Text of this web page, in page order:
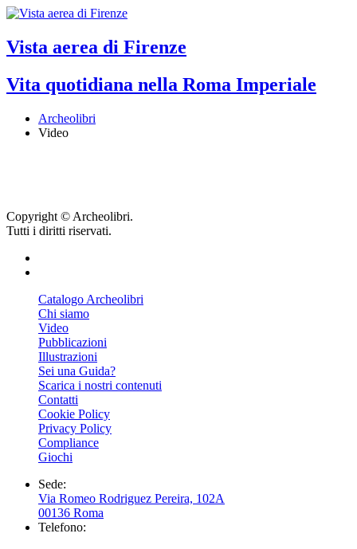
Vista aerea di Firenze
Vita quotidiana nella Roma Imperiale
Archeolibri
Video
Copyright © Archeolibri.
Tutti i diritti riservati.
Catalogo Archeolibri
Chi siamo
Video
Pubblicazioni
Illustrazioni
Sei una Guida?
Scarica i nostri contenuti
Contatti
Cookie Policy
Privacy Policy
Compliance
Giochi
Sede:
Via Romeo Rodriguez Pereira, 102A
00136 Roma
Telefono: